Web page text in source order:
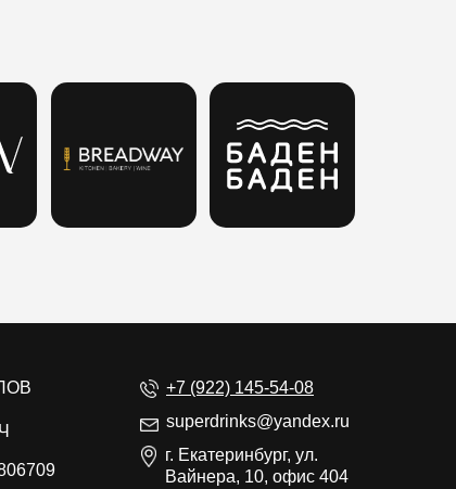
superdrinks@yandex.ru
+7 (922) 145-54-08
г. Екатеринбург, ул.
Вайнера, 10, офис 404